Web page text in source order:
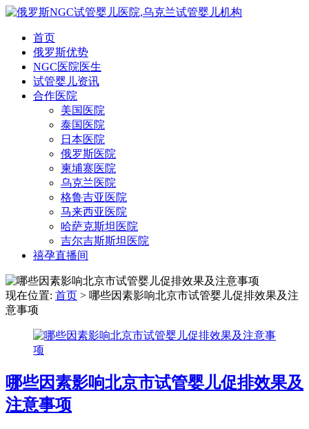
首页
俄罗斯优势
NGC医院医生
试管婴儿资讯
合作医院
美国医院
泰国医院
日本医院
俄罗斯医院
柬埔寨医院
乌克兰医院
格鲁吉亚医院
马来西亚医院
哈萨克斯坦医院
吉尔吉斯斯坦医院
禧孕直播间
现在位置: 首页 > 哪些因素影响北京市试管婴儿促排效果及注
意事项
哪些因素影响北京市试管婴儿促排效果及
注意事项